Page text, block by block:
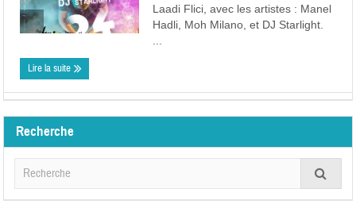
Laadi Flici, avec les artistes : Manel
Hadli, Moh Milano, et DJ Starlight.
Lire la suite
Recherche